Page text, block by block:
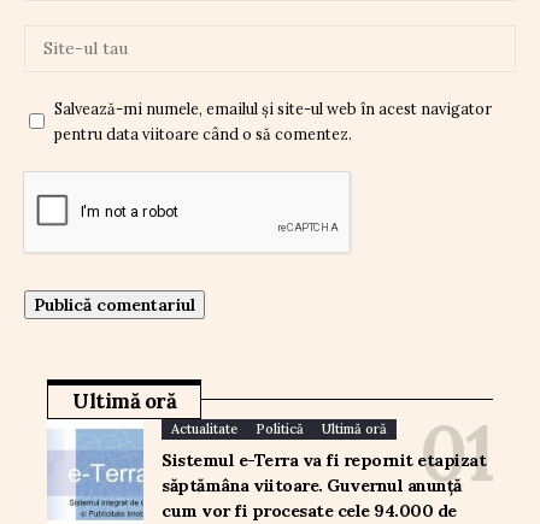
Salvează-mi numele, emailul și site-ul web în acest navigator
pentru data viitoare când o să comentez.
Ultimă oră
Actualitate Politică Ultimă oră
Sistemul e-Terra va fi repornit etapizat
săptămâna viitoare. Guvernul anunță
cum vor fi procesate cele 94.000 de